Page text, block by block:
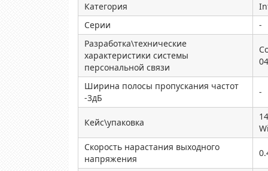
Категория
Серии
-
Разработка\технические
характеристики системы
персональной связи
Ширина полосы пропускания частот
-3дБ
-
Кейс\упаковка
Скорость нарастания выходного
напряжения